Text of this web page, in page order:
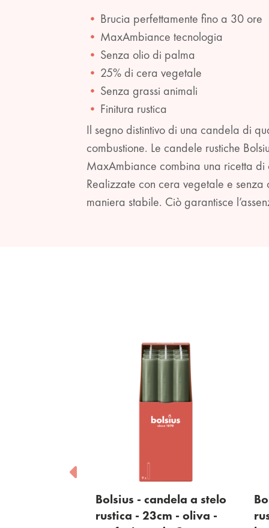
Brucia perfettamente fino a 30 ore
MaxAmbiance tecnologia
Senza olio di palma
25% di cera vegetale
Senza grassi animali
Finitura rustica
Il segno distintivo di una candela di
combustione. Le candele rustiche
MaxAmbiance combina una ricetta di
Realizzate con cera vegetale e
maniera stabile. Ciò garantisce
Bolsius - candela a stelo
rustica - 23cm - oliva -